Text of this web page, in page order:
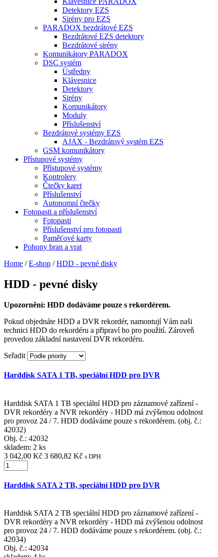
Detektory EZS
Sirény pro EZS
PARADOX bezdrátové EZS
Bezdrátové EZS detektory
Bezdrátové sirény
Komunikátory PARADOX
DSC systém
Ústředny
Klávesnice
Detektory
Sirény
Komunikátory
Moduly
Příslušenství
Bezdrátové systémy EZS
AJAX - Bezdrátový systém EZS
GSM komunikátory
Přístupové systémy
Přístupové systémy
Kontrolery
Čtečky karet
Příslušenství
Autonomní čtečky
Fotopasti a příslušenství
Fotopasti
Příslušenství pro fotopasti
Paměťové karty
Pohony bran a vrat
Home / E-shop / HDD - pevné disky
HDD - pevné disky
Upozornění: HDD dodáváme pouze s rekordérem.
Pokud objednáte HDD a DVR rekordér, namontují Vám naši
technici HDD do rekordéru a připraví ho pro použití. Zároveň
provedou základní nastavení DVR rekordéru.
Seřadit
Harddisk SATA 1 TB, speciální HDD pro DVR
Harddisk SATA 1 TB speciální HDD pro záznamové zařízení -
DVR rekordéry a NVR rekordéry - HDD má zvýšenou odolnost
pro provoz 24 / 7. HDD dodáváme pouze s rekordérem. (obj. č.:
42032)
Obj. č.: 42032
skladem: 2 ks
3 042,00 Kč 3 680,82 Kč s DPH
Harddisk SATA 2 TB, speciální HDD pro DVR
Harddisk SATA 2 TB speciální HDD pro záznamové zařízení -
DVR rekordéry a NVR rekordéry - HDD má zvýšenou odolnost
pro provoz 24 / 7. HDD dodáváme pouze s rekordérem. (obj. č.:
42034)
Obj. č.: 42034